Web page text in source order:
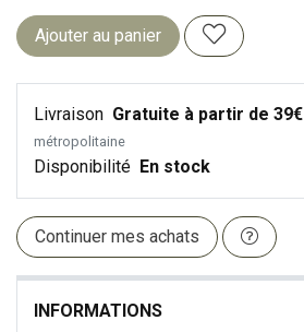
Ajouter au panier
Livraison Gratuite à partir de 39€
métropolitaine
Disponibilité En stock
Continuer mes achats
INFORMATIONS